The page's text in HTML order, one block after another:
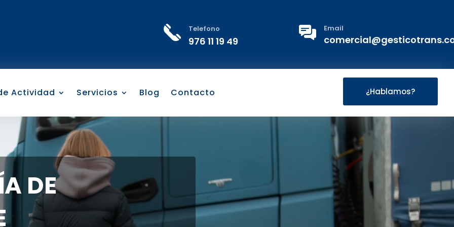
Telefono
976 11 19 49
Email
Actividad Servicios Blog Contacto ¿Hablamos?
DE